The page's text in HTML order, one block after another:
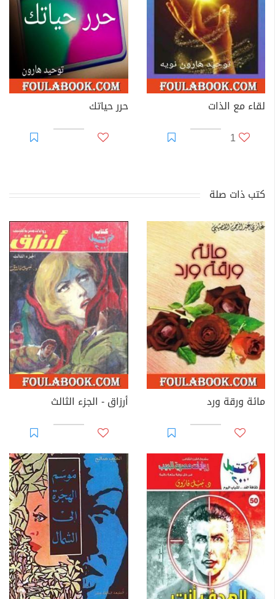
لقاء مع الذات
1
حرر حياتك
كتب ذات صلة
مائة ورقة ورد أرزاق - الجزء الثالث